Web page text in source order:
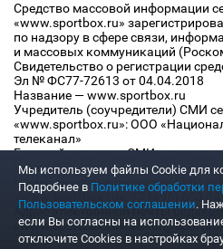
Средство массовой информации
«www.sportbox.ru»
по надзору в сфере связи,
и массовых коммуникаций
Свидетельство о регистрации
Эл № ФС77-72613 от 04.04.2018
Название — www.sportbox.ru
Учредитель (соучредители) СМИ
«www.sportbox.ru»: ООО
телеканал»
Главный редактор СМИ сетевого
Конов В.А.
Номер телефона редакции СМИ
«www.sportbox.ru»: +7 (495) 653
Адрес электронной почты
«www.sportbox.ru»:
Мы используем файлы Сookie для
Подробнее в Политике обработки
Пользовательском соглашении.
если Вы согласны на
отключите Cookies в настройках